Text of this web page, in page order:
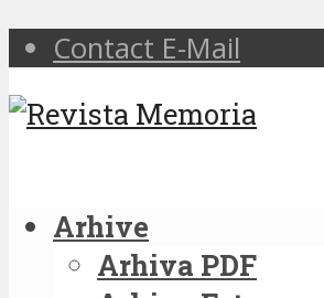
Contact E-Mail
Arhive
Arhiva PDF